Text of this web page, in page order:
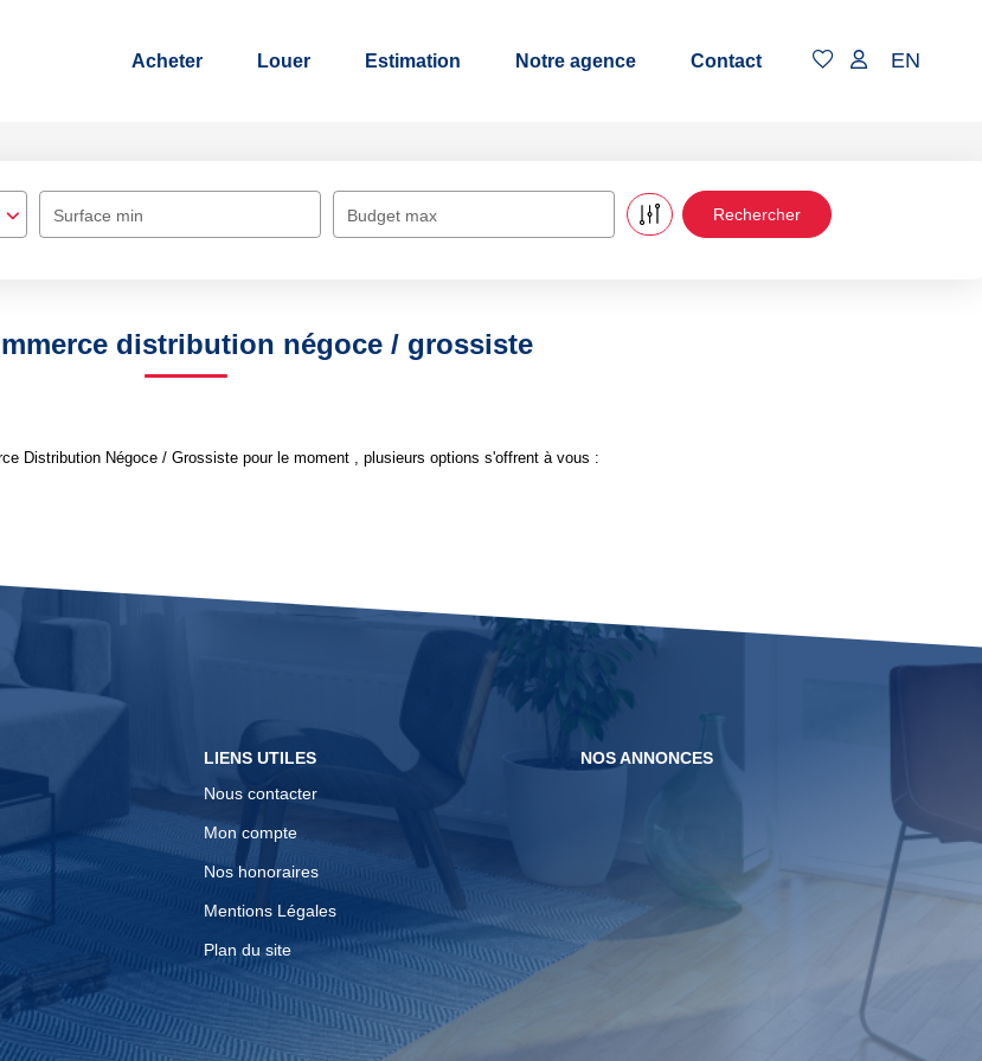
Acheter Louer Estimation Notre agence Contact EN
Surface min Budget max
distribution négoce / grossiste
Distribution Négoce / Grossiste pour le moment , plusieurs options s'offrent à vous :
LIENS UTILES
Nous contacter
Mon compte
Nos honoraires
Mentions Légales
Plan du site
NOS ANNONCES